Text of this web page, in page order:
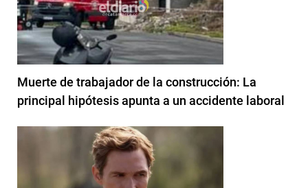
Muerte de trabajador de la construcción: La
principal hipótesis apunta a un accidente laboral